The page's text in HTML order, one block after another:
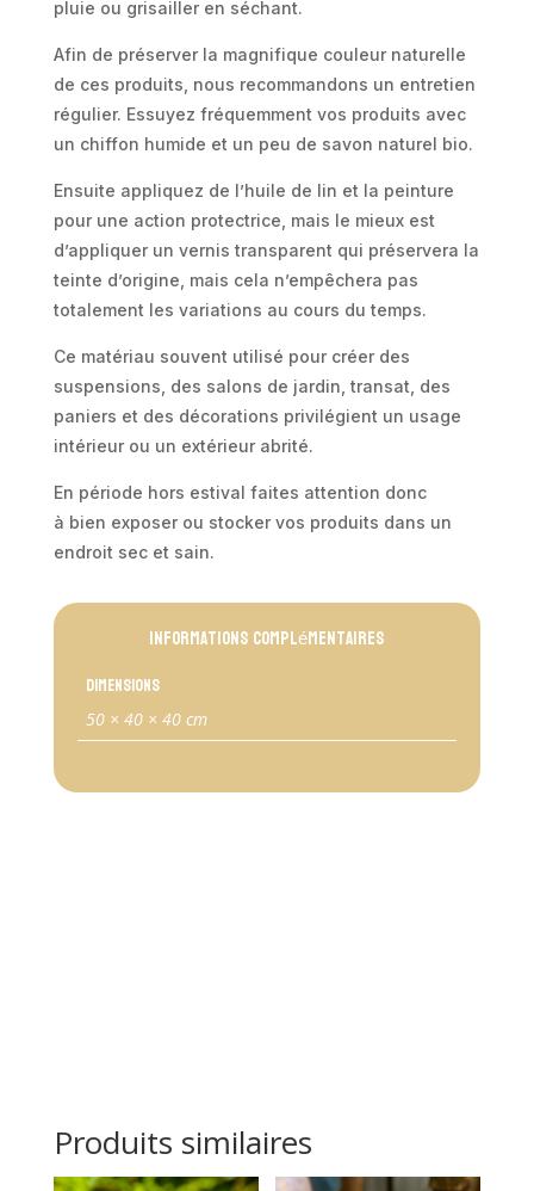
pluie ou grisailler en séchant.
Afin de préserver la magnifique couleur naturelle
de ces produits, nous recommandons un entretien
régulier. Essuyez fréquemment vos produits avec
un chiffon humide et un peu de savon naturel bio.
Ensuite appliquez de l’huile de lin et la peinture
pour une action protectrice, mais le mieux est
d’appliquer un vernis transparent qui préservera la
teinte d’origine, mais cela n’empêchera pas
totalement les variations au cours du temps.
Ce matériau souvent utilisé pour créer des
suspensions, des salons de jardin, transat, des
paniers et des décorations privilégient un usage
intérieur ou un extérieur abrité.
En période hors estival faites attention donc
à bien exposer ou stocker vos produits dans un
endroit sec et sain.
Informations complémentaires
Dimensions
50 × 40 × 40 cm
Produits similaires